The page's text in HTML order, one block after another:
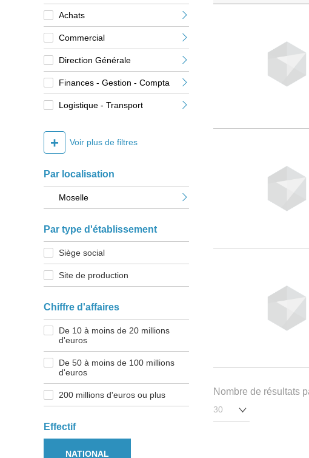
Achats
Commercial
Direction Générale
Finances - Gestion - Compta
Logistique - Transport
+ Voir plus de filtres
Par localisation
Moselle
Par type d'établissement
Siège social
Site de production
Chiffre d'affaires
De 10 à moins de 20 millions
d'euros
De 50 à moins de 100 millions
d'euros
200 millions d'euros ou plus
Effectif
NATIONAL
Nombre de résultats